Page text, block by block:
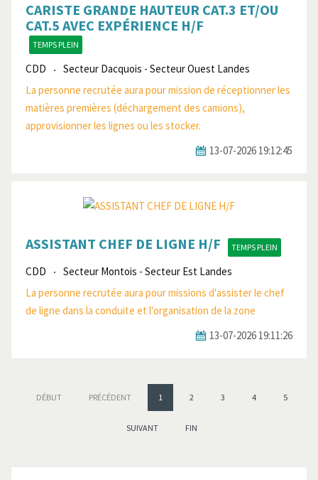
CARISTE GRANDE HAUTEUR CAT.3 ET/OU
CAT.5 AVEC EXPÉRIENCE H/F
TEMPS PLEIN
CDD
Secteur Dacquois - Secteur Ouest Landes
La personne recrutée aura pour mission de réceptionner les
matières premières (déchargement des camions),
approvisionner les lignes ou les stocker.
13-07-2026 19:12:45
ASSISTANT CHEF DE LIGNE H/F TEMPS PLEIN
CDD
Secteur Montois - Secteur Est Landes
La personne recrutée aura pour missions d'assister le chef
de ligne dans la conduite et l'organisation de la zone
13-07-2026 19:11:26
DÉBUT PRÉCÉDENT 1 2 3 4 5
SUIVANT FIN